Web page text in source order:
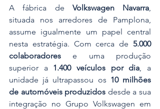
A fábrica de Volkswagen Navarra,
situada nos arredores de Pamplona,
assume igualmente um papel central
nesta estratégia. Com cerca de 5.000
colaboradores e uma produção
superior a 1.400 veículos por dia, a
unidade já ultrapassou os 10 milhões
de automóveis produzidos desde a sua
integração no Grupo Volkswagen em